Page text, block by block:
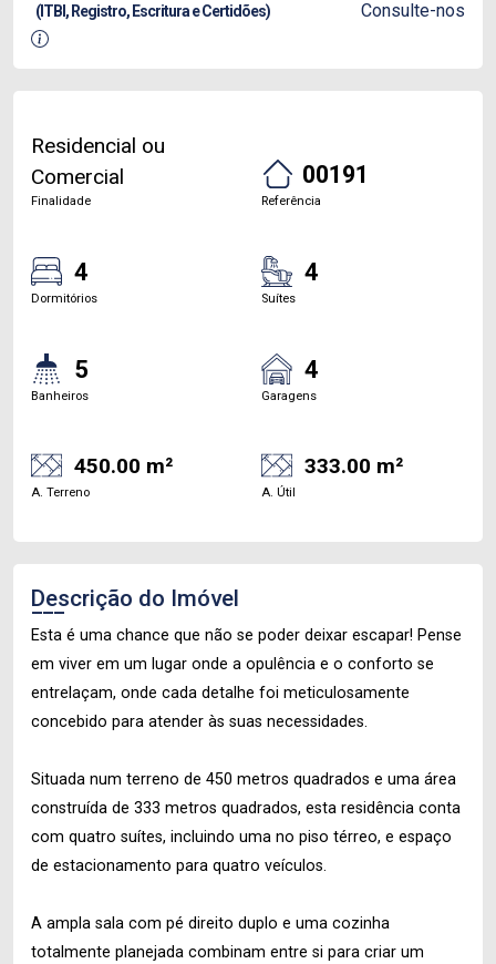
(ITBI, Registro, Escritura e Certidões) Consulte-nos
Residencial ou
Comercial
Finalidade
00191
Referência
4
Dormitórios
4
Suítes
5
Banheiros
4
Garagens
450.00 m²
A. Terreno
333.00 m²
A. Útil
Descrição do Imóvel
Esta é uma chance que não se poder deixar escapar! Pense
em viver em um lugar onde a opulência e o conforto se
entrelaçam, onde cada detalhe foi meticulosamente
concebido para atender às suas necessidades.
Situada num terreno de 450 metros quadrados e uma área
construída de 333 metros quadrados, esta residência conta
com quatro suítes, incluindo uma no piso térreo, e espaço
de estacionamento para quatro veículos.
A ampla sala com pé direito duplo e uma cozinha
totalmente planejada combinam entre si para criar um